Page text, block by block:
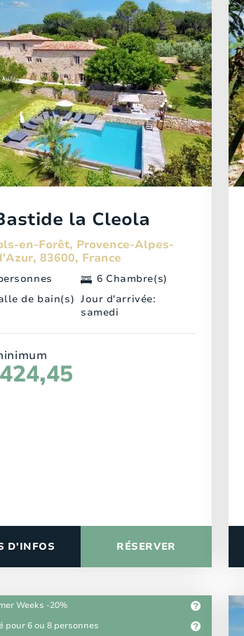
la Cleola
en-Forêt, Provence-Alpes-
83600, France
6 Chambre(s)
de bain(s) Jour d'arrivée:
samedi
D'INFOS RÉSERVER
Weeks -20%
pour 6 ou 8 personnes